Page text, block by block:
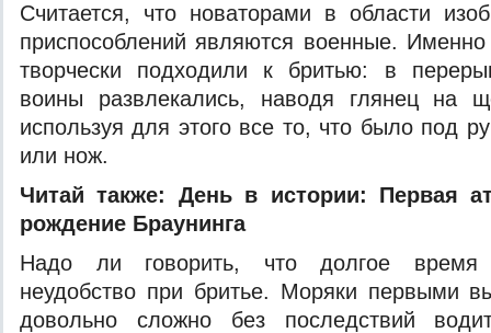
Считается, что новаторами в области
приспособлений являются военные.
творчески подходили к бритью: в
воины развлекались, наводя глянец на
используя для этого все то, что было под
или нож.
Читай также: День в истории: Первая
рождение Браунинга
Надо ли говорить, что долгое
неудобство при бритье. Моряки первыми
довольно сложно без последствий